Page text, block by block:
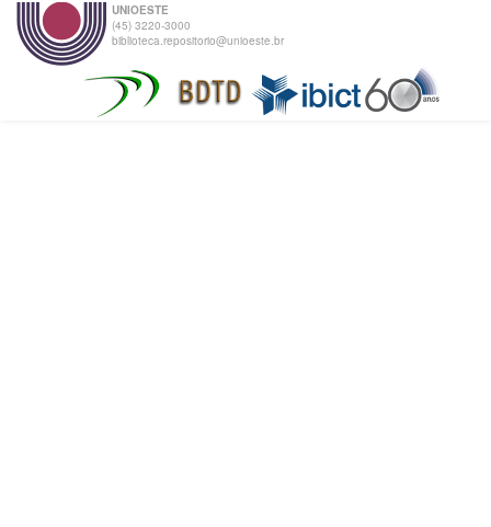
UNIOESTE
(45) 3220-3000
biblioteca.repositorio@unioeste.br